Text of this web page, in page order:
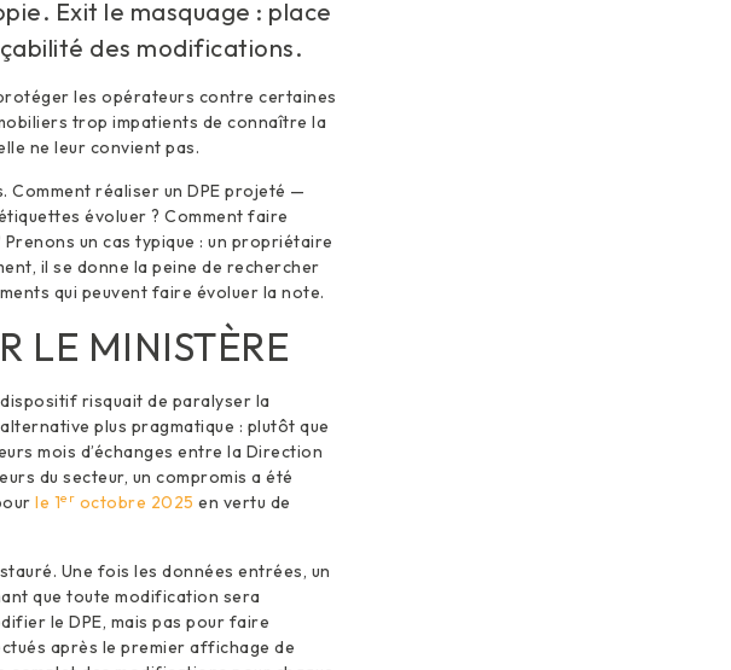
Exit le masquage : place
des modifications.
les opérateurs contre certaines
trop impatients de connaître la
ne leur convient pas.
Comment réaliser un DPE projeté —
évoluer ? Comment faire
un cas typique : un propriétaire
il se donne la peine de rechercher
qui peuvent faire évoluer la note.
LE MINISTÈRE
risquait de paralyser la
plus pragmatique : plutôt que
mois d’échanges entre la Direction
du secteur, un compromis a été
le 1er octobre 2025 en vertu de
Une fois les données entrées, un
que toute modification sera
le DPE, mais pas pour faire
après le premier affichage de